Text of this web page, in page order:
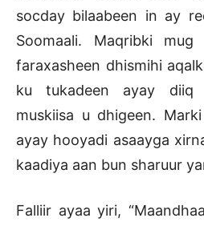
socday bilaabeen in ay
Soomaali. Maqribki
faraxasheen dhismihi
ku tukadeen ayay diiq
muskiisa u dhigeen.
ayay hooyadi asaayga
kaadiya aan bun sharuur
Falliir ayaa yiri,